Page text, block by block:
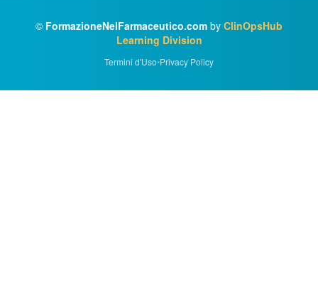
© FormazioneNelFarmaceutico.com by ClinOpsHub
Learning Division
Termini d'Uso•Privacy Policy